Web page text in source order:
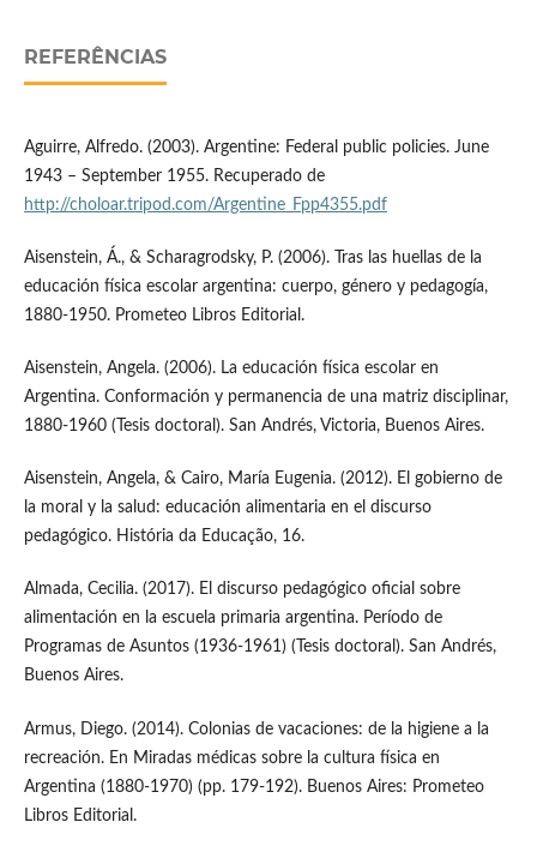
REFERÊNCIAS
Aguirre, Alfredo. (2003). Argentine: Federal public policies. June
1943 – September 1955. Recuperado de
http://choloar.tripod.com/Argentine_Fpp4355.pdf
Aisenstein, Á., & Scharagrodsky, P. (2006). Tras las huellas de la
educación física escolar argentina: cuerpo, género y pedagogía,
1880-1950. Prometeo Libros Editorial.
Aisenstein, Angela. (2006). La educación física escolar en
Argentina. Conformación y permanencia de una matriz disciplinar,
1880-1960 (Tesis doctoral). San Andrés, Victoria, Buenos Aires.
Aisenstein, Angela, & Cairo, María Eugenia. (2012). El gobierno de
la moral y la salud: educación alimentaria en el discurso
pedagógico. História da Educação, 16.
Almada, Cecilia. (2017). El discurso pedagógico oficial sobre
alimentación en la escuela primaria argentina. Período de
Programas de Asuntos (1936-1961) (Tesis doctoral). San Andrés,
Buenos Aires.
Armus, Diego. (2014). Colonias de vacaciones: de la higiene a la
recreación. En Miradas médicas sobre la cultura física en
Argentina (1880-1970) (pp. 179-192). Buenos Aires: Prometeo
Libros Editorial.